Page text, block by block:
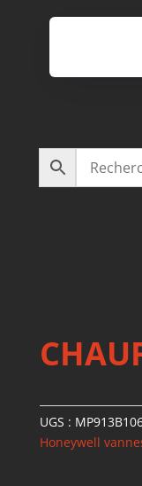
UGS :
Honeywell